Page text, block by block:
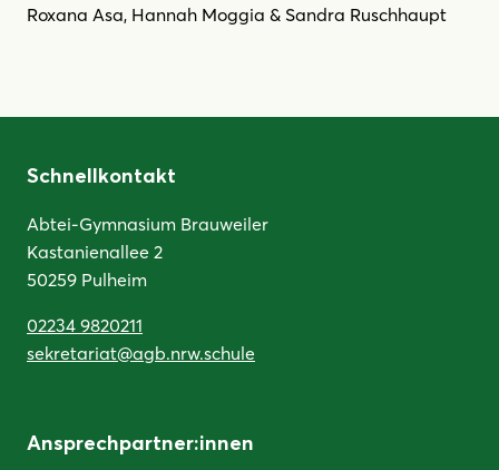
Roxana Asa, Hannah Moggia & Sandra Ruschhaupt
Schnellkontakt
Abtei-Gymnasium Brauweiler
Kastanienallee 2
50259 Pulheim
02234 9820211
sekretariat@agb.nrw.schule
Ansprechpartner:innen